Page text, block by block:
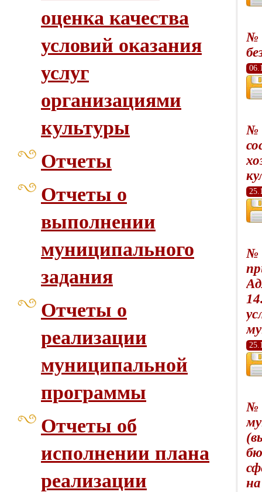
оценка качества
условий оказания
услуг
организациями
культуры
Отчеты
Отчеты о
выполнении
муниципального
задания
Отчеты о
реализации
муниципальной
программы
Отчеты об
исполнении плана
реализации
№
№
№
№